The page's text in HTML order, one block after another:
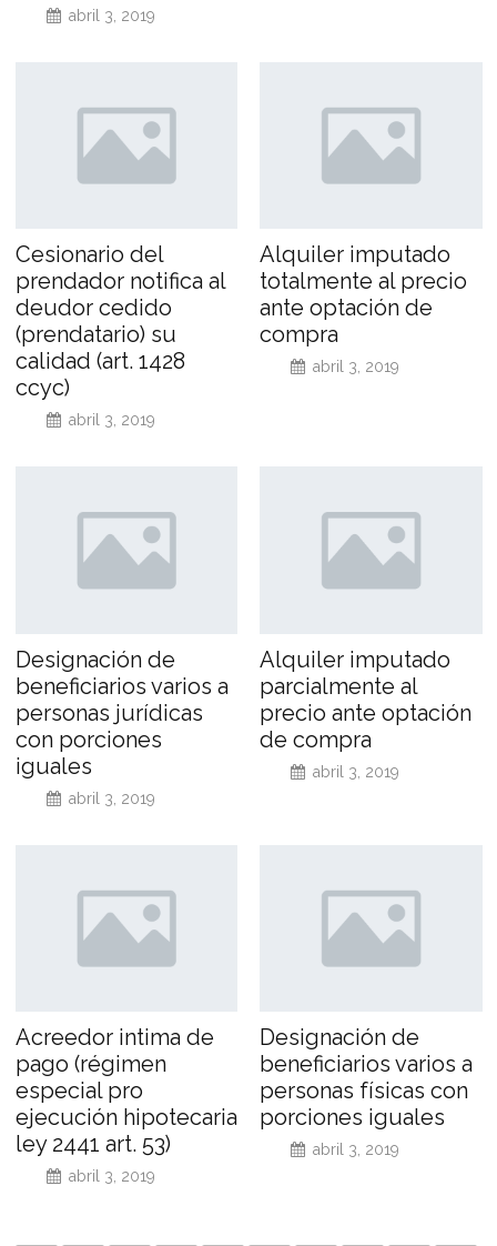
abril 3, 2019
Cesionario del
prendador notifica al
deudor cedido
(prendatario) su
calidad (art. 1428
ccyc)
abril 3, 2019
Alquiler imputado
totalmente al precio
ante optación de
compra
abril 3, 2019
Designación de
beneficiarios varios a
personas jurídicas
con porciones
iguales
abril 3, 2019
Alquiler imputado
parcialmente al
precio ante optación
de compra
abril 3, 2019
Acreedor intima de
pago (régimen
especial pro
ejecución hipotecaria
ley 2441 art. 53)
abril 3, 2019
Designación de
beneficiarios varios a
personas físicas con
porciones iguales
abril 3, 2019